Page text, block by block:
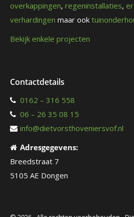
overkappingen, regeninstallaties,
verhardingen maar ook
Bekijk enkele projecten
Contactdetails
0162 – 316 558
06 – 26 35 08 15
info@dietvorsthoveniersvof.nl
Adresgegevens:
Breedstraat 7
5105 AE Dongen